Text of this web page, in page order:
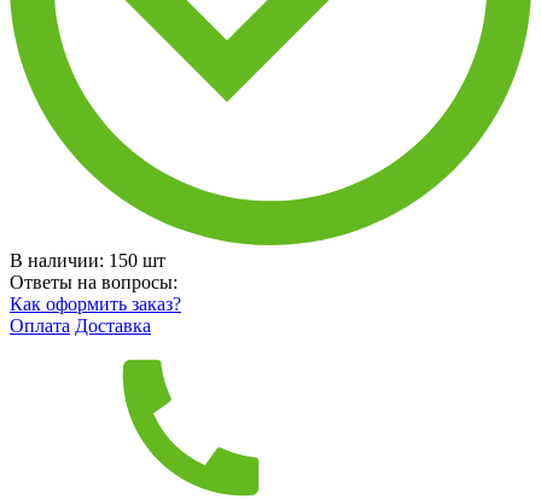
В наличии: 150 шт
Ответы на вопросы:
Как оформить заказ?
Оплата Доставка